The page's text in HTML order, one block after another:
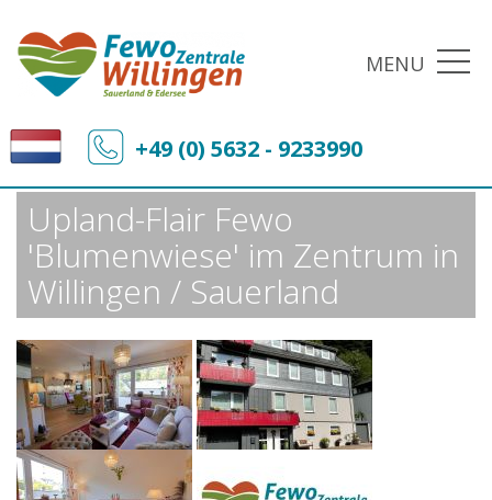
MENU
+49 (0) 5632 - 9233990
Fewo-Zentrale Willingen
Sonderangebote
Upland-Flair Fewo 'Blumenwiese' im Zentrum in Willingen / Sauerland
Upland-Flair Fewo
'Blumenwiese' im Zentrum in
Willingen / Sauerland